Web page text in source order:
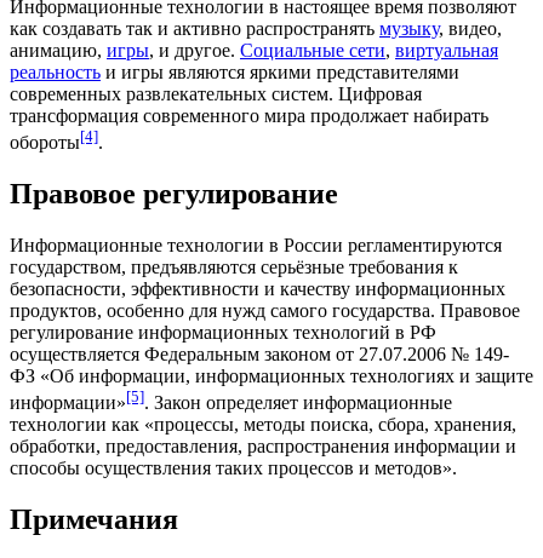
Информационные технологии в настоящее время позволяют
как создавать так и активно распространять музыку, видео,
анимацию, игры, и другое. Социальные сети, виртуальная
реальность и игры являются яркими представителями
современных развлекательных систем. Цифровая
трансформация современного мира продолжает набирать
обороты[4].
Правовое регулирование
Информационные технологии в России регламентируются
государством, предъявляются серьёзные требования к
безопасности, эффективности и качеству информационных
продуктов, особенно для нужд самого государства. Правовое
регулирование информационных технологий в РФ
осуществляется Федеральным законом от 27.07.2006 № 149-
ФЗ «Об информации, информационных технологиях и защите
информации»[5]. Закон определяет информационные
технологии как «процессы, методы поиска, сбора, хранения,
обработки, предоставления, распространения информации и
способы осуществления таких процессов и методов».
Примечания